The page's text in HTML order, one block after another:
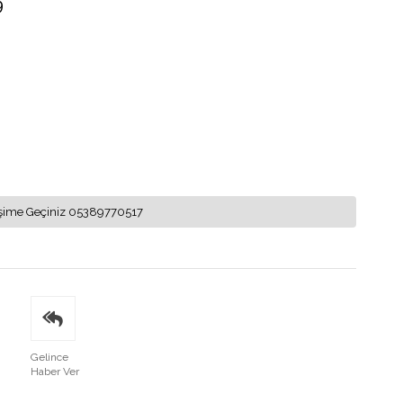
Geçiniz 05389770517
Gelince
Haber Ver